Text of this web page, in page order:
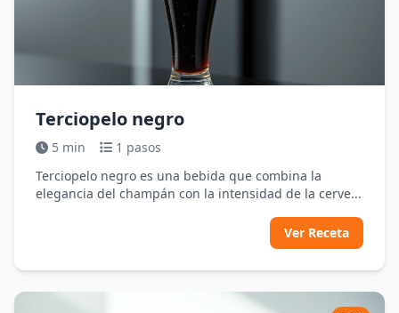
Terciopelo negro
5 min
1 pasos
Terciopelo negro es una bebida que combina la
elegancia del champán con la intensidad de la cerve...
Ver Receta